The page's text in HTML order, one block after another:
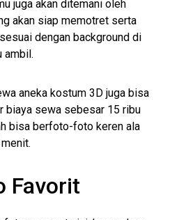
juga akan ditemani oleh
akan siap memotret serta
dengan background di
ambil.
aneka kostum 3D juga bisa
biaya sewa sebesar 15 ribu
bisa berfoto-foto keren ala
Favorit